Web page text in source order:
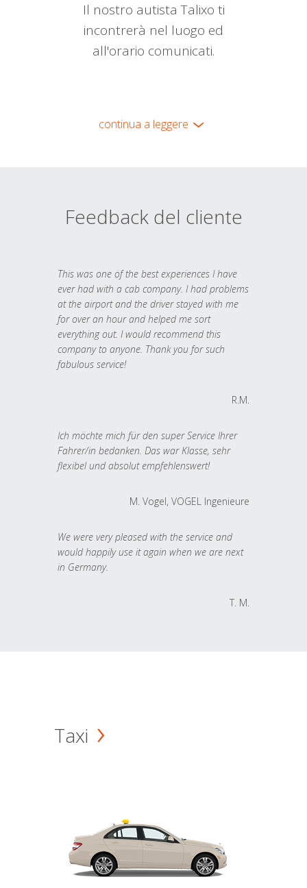
Il nostro autista Talixo ti
incontrerà nel luogo ed
all'orario comunicati.
continua a leggere
Feedback del cliente
This was one of the best experiences I have
ever had with a cab company. I had problems
at the airport and the driver stayed with me
for over an hour and helped me sort
everything out. I would recommend this
company to anyone. Thank you for such
fabulous service!
R.M.
Ich möchte mich für den super Service Ihrer
Fahrer/in bedanken. Das war Klasse, sehr
flexibel und absolut empfehlenswert!
M. Vogel, VOGEL Ingenieure
We were very pleased with the service and
would happily use it again when we are next
in Germany.
T. M.
Taxi